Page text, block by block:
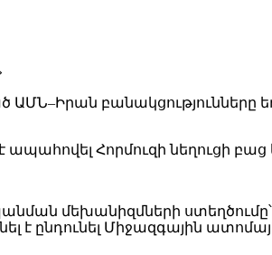
ԱՄՆ–Իրան բանակցությունները
ապահովել Հորմուզ ի նեղուց ի բաց
մեխանիզմների ստեղծումը՝
է ընդունել Միջազգային